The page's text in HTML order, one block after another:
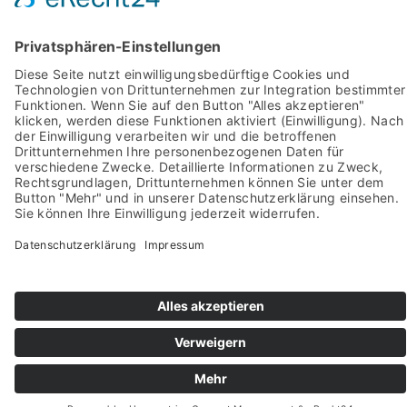
© 2022-2026 stein-mosaik.de